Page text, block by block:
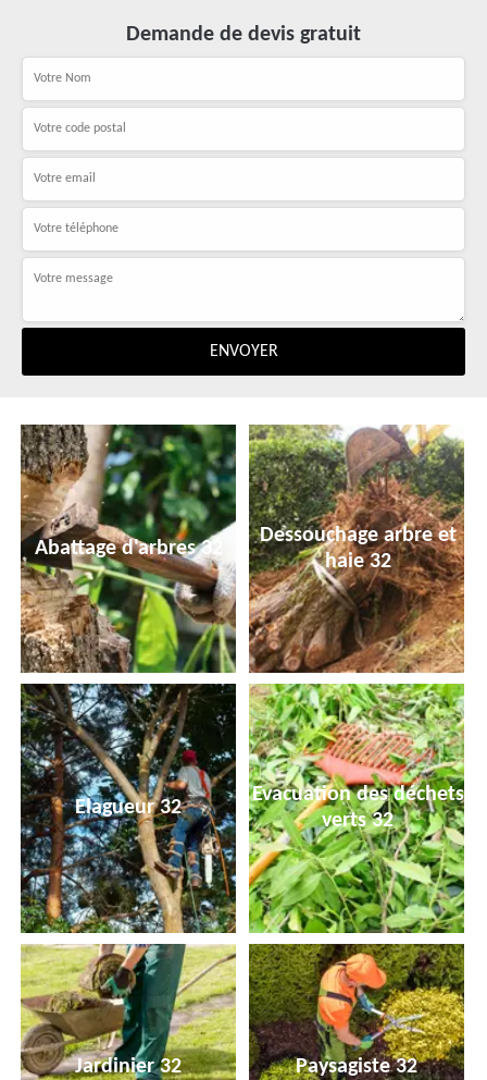
Demande de devis gratuit
Abattage d'arbres 32
Dessouchage arbre et
haie 32
Elagueur 32
Evacuation des déchets
verts 32
Jardinier 32 Paysagiste 32